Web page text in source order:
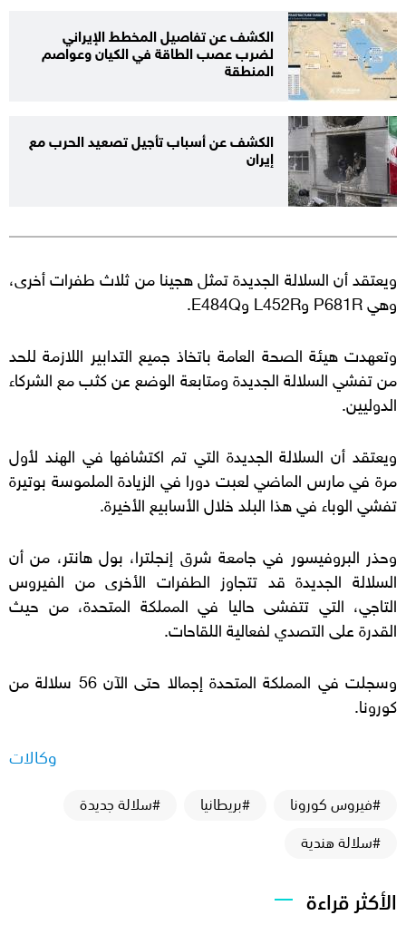
الكشف عن تفاصيل المخطط الإيراني
لضرب عصب الطاقة في الكيان وعواصم
المنطقة
الكشف عن أسباب تأجيل تصعيد الحرب مع
إيران
ويعتقد أن السلالة الجديدة تمثل هجينا من ثلاث طفرات أخرى،
وهيP681R وL452R وE484Q
.
وتعهدت هيئة الصحة العامة باتخاذ جميع التدابير اللازمة للحد
من تفشي السلالة الجديدة ومتابعة الوضع عن كثب مع الشركاء
الدوليين.
ويعتقد أن السلالة الجديدة التي تم اكتشافها في الهند لأول
مرة في مارس الماضي لعبت دورا في الزيادة الملموسة بوتيرة
تفشي الوباء في هذا البلد خلال الأسابيع الأخيرة.
وحذر البروفيسور في جامعة شرق إنجلترا، بول هانتر، من أن
السلالة الجديدة قد تتجاوز الطفرات الأخرى من الفيروس
التاجي، التي تتفشى حاليا في المملكة المتحدة، من حيث
القدرة على التصدي لفعالية اللقاحات.
وسجلت في المملكة المتحدة إجمالا حتى الآن 56 سلالة من
كورونا.
وكالات
#فيروس كورونا #بريطانيا
#سلالة جديدة
#سلالة هندية
الأكثر قراءة